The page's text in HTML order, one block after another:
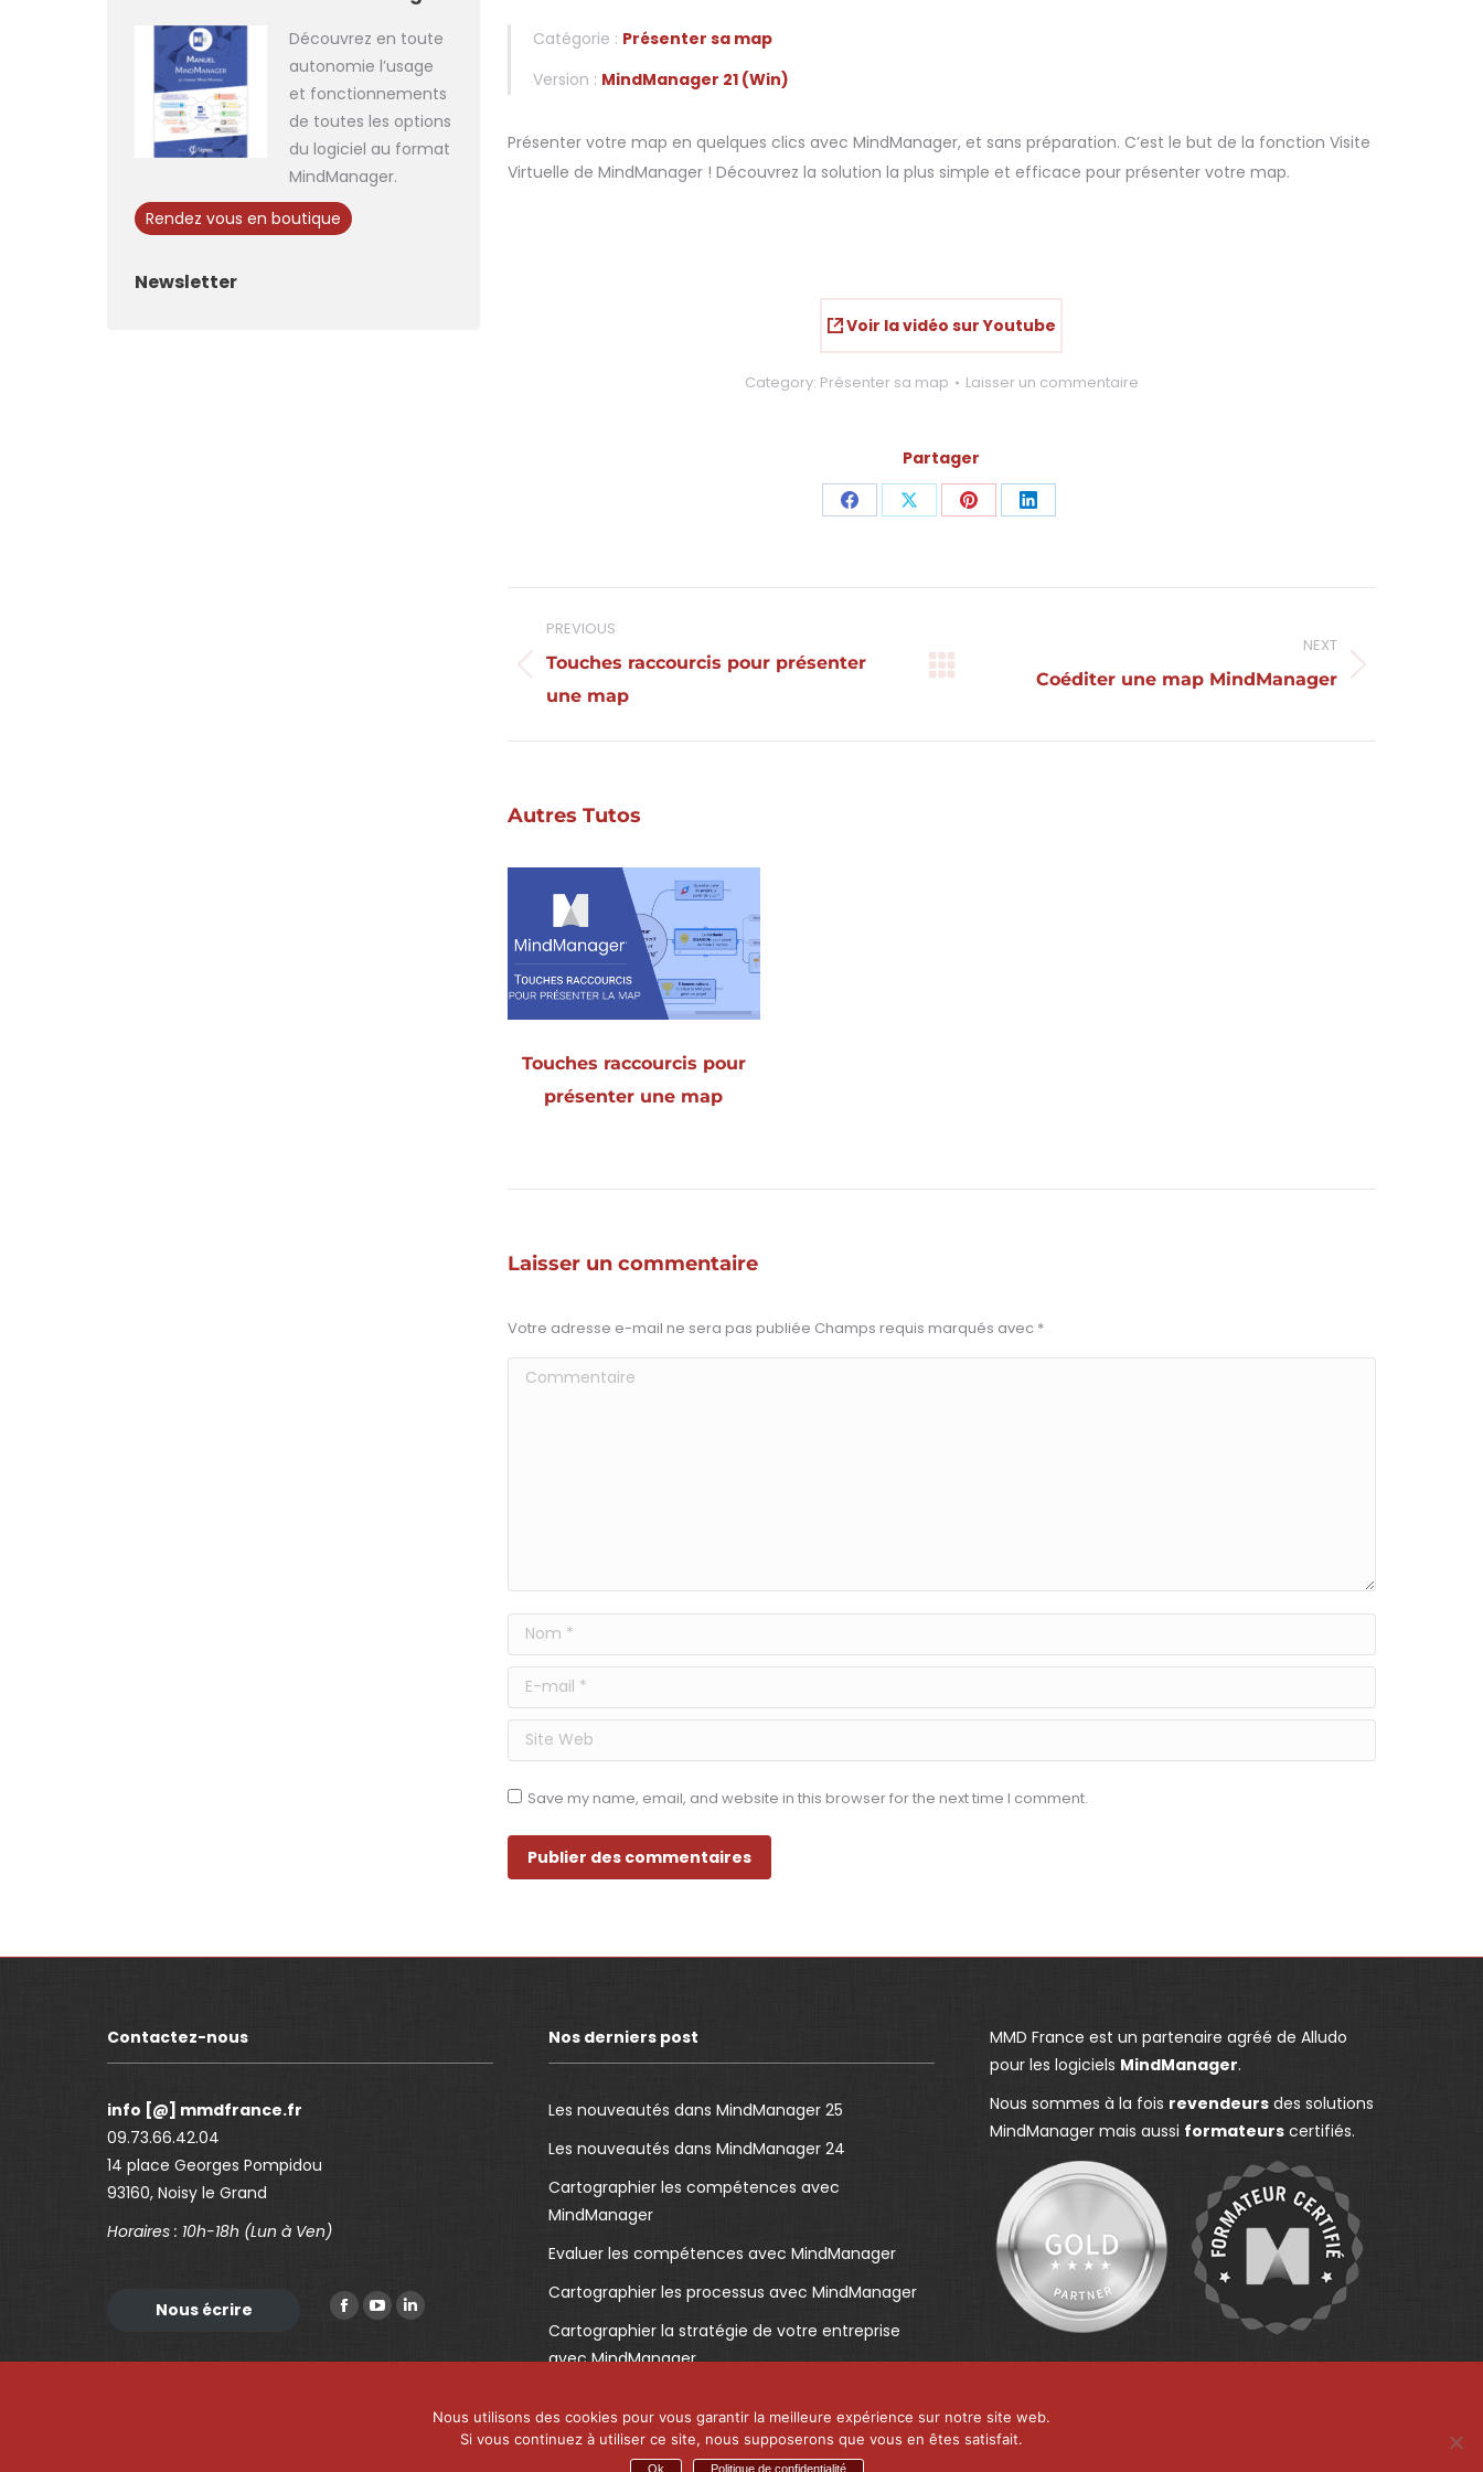
Catégorie : Présenter sa map
Version : MindManager 21 (Win)
Présenter votre map en quelques clics avec MindManager, et sans préparation. C’est le but de la fonction Visite
Virtuelle de MindManager ! Découvrez la solution la plus simple et efficace pour présenter votre map.
Voir la vidéo sur Youtube
Category: Présenter sa map Laisser un commentaire
Partager
Share
Facebook
Share
X
Share
Pinterest
Share
LinkedIn
de
commentaire
PREVIOUS
précédent
Touches raccourcis pour présenter
une map
NEXT
ProjetsCoéditer une map MindManager
Autres Tutos
Touches raccourcis pour
présenter une map
Laisser un commentaire
Votre adresse e-mail ne sera pas publiée Champs requis marqués avec *
Commentaire
Nom *
E-mail *
Site Web
Save my name, email, and website in this browser for the next time I comment.
Publier des commentaires
Découvrez en toute
autonomie l’usage
et fonctionnements
de toutes les options
du logiciel au format
MindManager.
Rendez vous en boutique
Newsletter
Contactez-nous
info [@] mmdfrance.fr
09.73.66.42.04
14 place Georges Pompidou
93160, Noisy le Grand
Horaires : 10h-18h (Lun à Ven)
Nous écrire Trouvez nous sur :
F
Y
L
Nos derniers post
Les nouveautés dans MindManager 25
Les nouveautés dans MindManager 24
Cartographier les compétences avec
MindManager
Evaluer les compétences avec MindManager
Cartographier les processus avec MindManager
Cartographier la stratégie de votre entreprise
avec MindManager
MMD France est un partenaire agréé de Alludo
pour les logiciels MindManager.
Nous sommes à la fois revendeursdes solutions
MindManager mais aussi formateurscertifiés.
Nous utilisons des cookies pour vous garantir la meilleure expérience sur notre site web.
Si vous continuez à utiliser ce site, nous supposerons que vous en êtes satisfait.
Ok Politique de confidentialité